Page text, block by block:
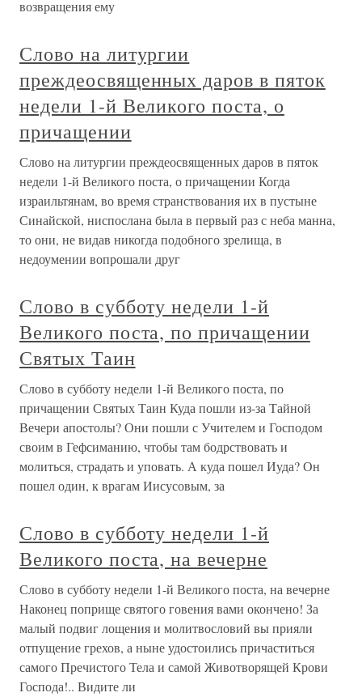
возвращения ему
Слово на литургии
преждеосвященных даров в пяток
недели 1-й Великого поста, о
причащении
Слово на литургии преждеосвященных даров в пяток
недели 1-й Великого поста, о причащении Когда
израильтянам, во время странствования их в пустыне
Синайской, ниспослана была в первый раз с неба манна,
то они, не видав никогда подобного зрелища, в
недоумении вопрошали друг
Слово в субботу недели 1-й
Великого поста, по причащении
Святых Таин
Слово в субботу недели 1-й Великого поста, по
причащении Святых Таин Куда пошли из-за Тайной
Вечери апостолы? Они пошли с Учителем и Господом
своим в Гефсиманию, чтобы там бодрствовать и
молиться, страдать и уповать. А куда пошел Иуда? Он
пошел один, к врагам Иисусовым, за
Слово в субботу недели 1-й
Великого поста, на вечерне
Слово в субботу недели 1-й Великого поста, на вечерне
Наконец поприще святого говения вами окончено! За
малый подвиг лощения и молитвословий вы прияли
отпущение грехов, а ныне удостоились причаститься
самого Пречистого Тела и самой Животворящей Крови
Господа!.. Видите ли